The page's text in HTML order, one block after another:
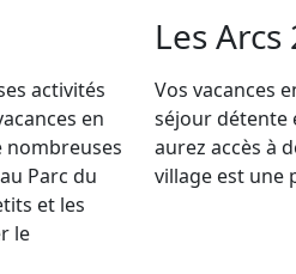
activités
en
nombreuses
Parc du
et les
le
Les Arcs
Vos vacances
séjour détente
aurez accès à
village est une